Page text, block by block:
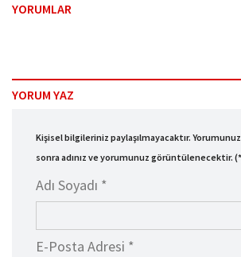
YORUMLAR
YORUM YAZ
Kişisel bilgileriniz paylaşılmayacaktır.
sonra adınız ve yorumunuz görüntülenecektir.
Adı Soyadı *
E-Posta Adresi *